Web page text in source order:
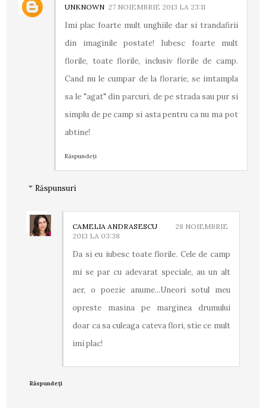
UNKNOWN 27 NOIEMBRIE 2013 LA 23:11
Imi plac foarte mult unghiile dar si trandafirii
din imaginile postate! Iubesc foarte mult
florile, toate florile, inclusiv florile de camp.
Cand nu le cumpar de la florarie, se imtampla
sa le "agat" din parcuri, de pe strada sau pur si
simplu de pe camp si asta pentru ca nu ma pot
abtine!
Răspundeți
Răspunsuri
CAMELIA ANDRASESCU
28 NOIEMBRIE
2013 LA 03:38
Da si eu iubesc toate florile. Cele de camp
mi se par cu adevarat speciale, au un alt
aer, o poezie anume...Uneori sotul meu
opreste masina pe marginea drumului
doar ca sa culeaga cateva flori, stie ce mult
imi plac!
Răspundeți